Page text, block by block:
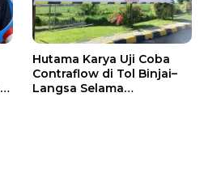
Hutama Karya Uji Coba
Contraflow di Tol Binjai–
Langsa Selama